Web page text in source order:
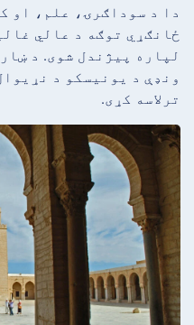
دا د سوداګرۍ، علم، او
ځانګړي توګه د عالي
لپاره پیژندل شوی. د
ونډې د یونیسکو د
ترلاسه کړی.